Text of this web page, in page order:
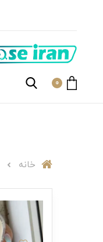
0
خانه